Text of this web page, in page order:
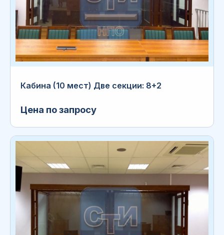
Кабина (10 мест) Две секции: 8+2
Цена по запросу